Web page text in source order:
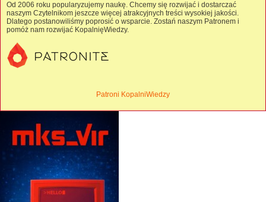
Od 2006 roku popularyzujemy naukę. Chcemy się rozwijać i dostarczać
naszym Czytelnikom jeszcze więcej atrakcyjnych treści wysokiej jakości.
Dlatego postanowiliśmy poprosić o wsparcie. Zostań naszym Patronem i
pomóż nam rozwijać KopalnięWiedzy.
Patroni KopalniWiedzy